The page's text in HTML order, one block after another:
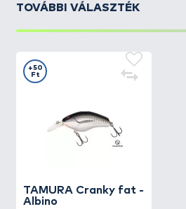
TOVÁBBI VÁLASZTÉK
TAMURA Cranky fat -
Albino
+50
Ft